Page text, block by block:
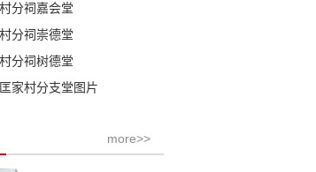
分祠嘉会堂
分祠崇德堂
分祠树德堂
家村分支堂图片
more>>